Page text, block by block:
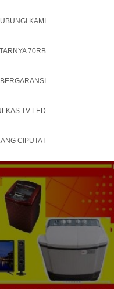
KAMI
70RB
TV LED
CIPUTAT